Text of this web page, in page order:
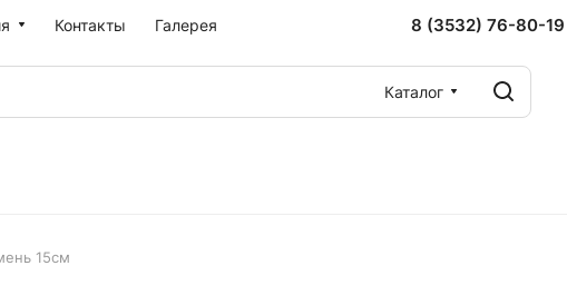
Контакты Галерея 8 (3532) 76-80-19
Каталог
15см